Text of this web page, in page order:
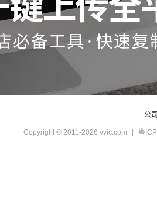
公
Copyright © 2011-2026 vvic.com 粤